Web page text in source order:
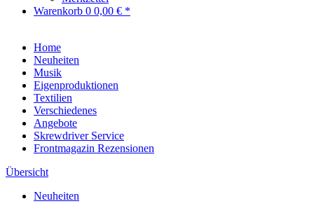
Warenkorb 0 0,00 € *
Home
Neuheiten
Musik
Eigenproduktionen
Textilien
Verschiedenes
Angebote
Skrewdriver Service
Frontmagazin Rezensionen
Übersicht
Neuheiten